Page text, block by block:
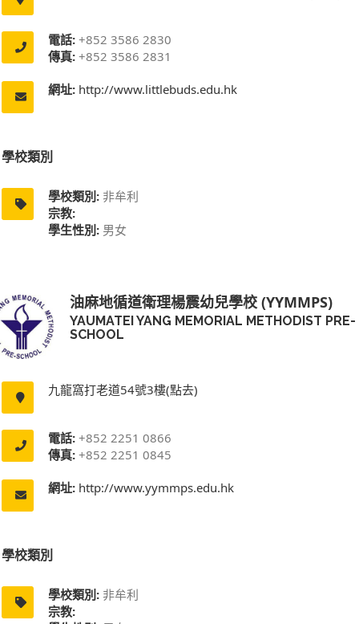
電話: +852 3586 2830
傳真: +852 3586 2831
網址: http://www.littlebuds.edu.hk
學校類別
學校類別: 非牟利
宗教:
學生性別: 男女
油麻地循道衛理楊震幼兒學校 (YYMMPS)
YAUMATEI YANG MEMORIAL METHODIST PRE-
SCHOOL
九龍窩打老道54號3樓(點去)
電話: +852 2251 0866
傳真: +852 2251 0845
網址: http://www.yymmps.edu.hk
學校類別
學校類別: 非牟利
宗教: